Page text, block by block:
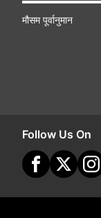
मौसम पूर्वानुमान
Follow Us On